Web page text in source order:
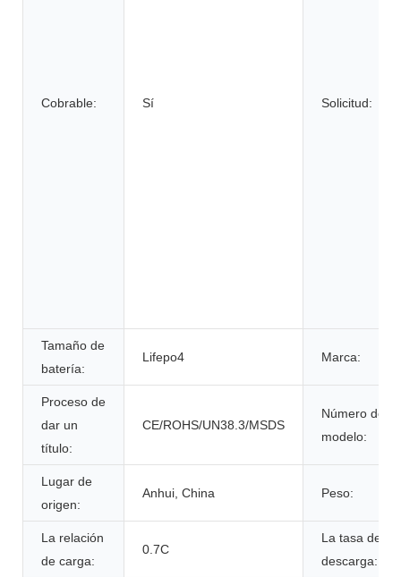
Cobrable: Sí Solicitud:
Tamaño de
batería:
Lifepo4 Marca:
Proceso de
dar un
título:
CE/ROHS/UN38.3/MSDS
Número de
modelo:
Lugar de
origen:
Anhui, China Peso:
La relación
de carga:
0.7C
La tasa de
descarga: